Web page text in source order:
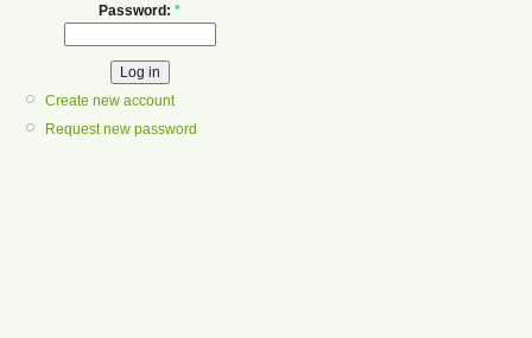
Password: *
Create new account
Request new password